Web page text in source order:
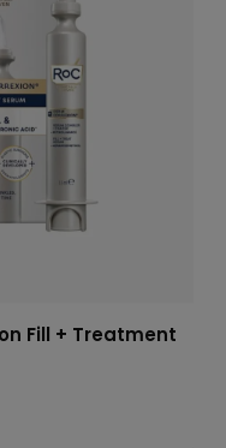
Fill + Treatment